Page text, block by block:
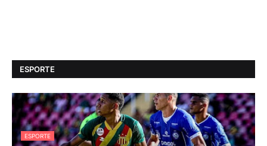
ESPORTE
ESPORTE